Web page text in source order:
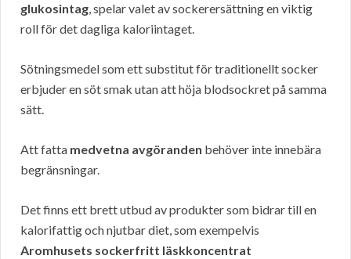
glukosintag, spelar valet av sockerersättning en viktig
roll för det dagliga kaloriintaget.
Sötningsmedel som ett substitut för traditionellt socker
erbjuder en söt smak utan att höja blodsockret på samma
sätt.
Att fatta medvetna avgöranden behöver inte innebära
begränsningar.
Det finns ett brett utbud av produkter som bidrar till en
kalorifattig och njutbar diet, som exempelvis
Aromhusets sockerfritt läskkoncentrat